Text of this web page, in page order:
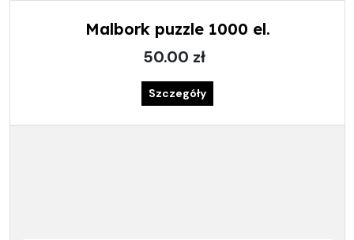
Malbork puzzle 1000 el.
50.00 zł
Szczegóły